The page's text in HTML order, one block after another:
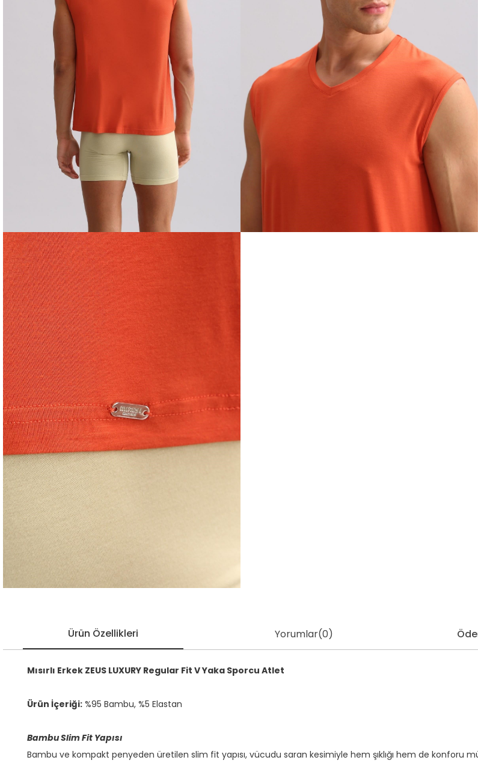
Ürün Özellikleri Yorumlar(0)
Mısırlı Erkek ZEUS LUXURY Regular Fit V Yaka Sporcu Atlet
Ürün İçeriği: %95 Bambu, %5 Elastan
Bambu Slim Fit Yapısı
Bambu ve kompakt penyeden üretilen slim fit yapısı, vücudu saran kesimiyle hem şıklığı hem de konforu